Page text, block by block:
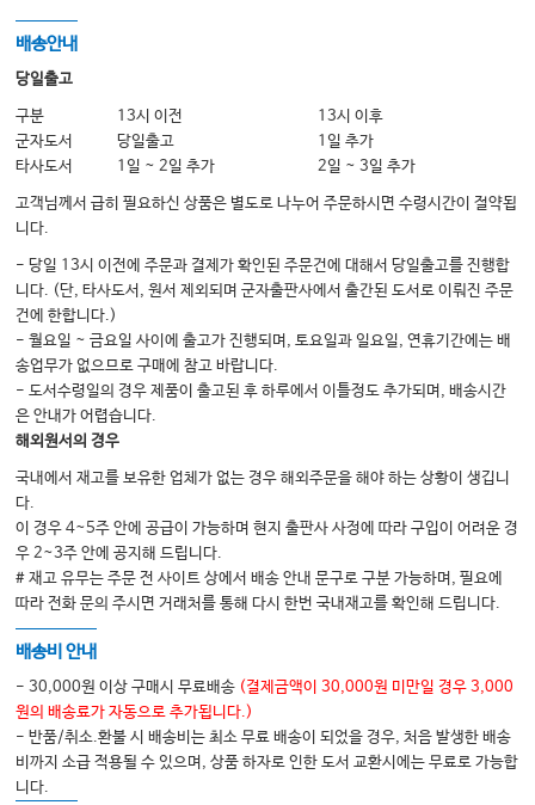
Cancer Care 15
2.1 Introduction 15
2.2 Advanced Nursing Practice 15
2.3 Historical Context 16
2.4 Specialists vs. Generalists 17
2.5 Definition of a CNS 18
2.5.1 Role Blurring 18
2.6 Components of the Clinical Nurse Specialist Role 19
2.6.1 Direct Patient Care 20
2.7 Professional Standards 21
2.8 Education Requirements 22
2.8.1 Impact of a Master’s Qualification 22
2.9 Outcomes of the Clinical Nurse Specialist Role 23
2.9.1 Outcomes Associated with the Clinical Nurse Specialist in Cancer
Services 24
2.10 Specialist Practice in Cancer Care 25
2.11 Future Direction of the CNS 25
배송안내
당일출고
구분 13시 이전
13시 이후
군자도서
당일출고
1일 추가
타사도서
1일 ~ 2일 추가 2일 ~ 3일 추가
고객님께서 급히 필요하신 상품은 별도로 나누어 주문하시면 수령시간이 절약됩
니다.
- 당일 13시 이전에 주문과 결제가 확인된 주문건에 대해서 당일출고를 진행합
니다. (단, 타사도서, 원서 제외되며 군자출판사에서 출간된 도서로 이뤄진 주문
건에 한합니다.)
- 월요일 ~ 금요일 사이에 출고가 진행되며, 토요일과 일요일, 연휴기간에는 배
송업무가 없으므로 구매에 참고 바랍니다.
- 도서수령일의 경우 제품이 출고된 후 하루에서 이틀정도 추가되며, 배송시간
은 안내가 어렵습니다.
해외원서의 경우
국내에서 재고를 보유한 업체가 없는 경우 해외주문을 해야 하는 상황이 생깁니
다.
이 경우 4~5주 안에 공급이 가능하며 현지 출판사 사정에 따라 구입이 어려운 경
우 2~3주 안에 공지해 드립니다.
# 재고 유무는 주문 전 사이트 상에서 배송 안내 문구로 구분 가능하며, 필요에
따라 전화 문의 주시면 거래처를 통해 다시 한번 국내재고를 확인해 드립니다.
배송비 안내
- 30,000원 이상 구매시 무료배송 (결제금액이 30,000원 미만일 경우 3,000
원의 배송료가 자동으로 추가됩니다.)
- 반품/취소.환불 시 배송비는 최소 무료 배송이 되었을 경우, 처음 발생한 배송
비까지 소급 적용될 수 있으며, 상품 하자로 인한 도서 교환시에는 무료로 가능합
니다.